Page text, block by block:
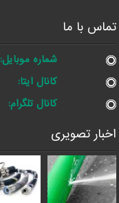
تماس با ما
شماره موبایل:
کانال ایتا:
کانال تلگرام:
اخبار تصویری